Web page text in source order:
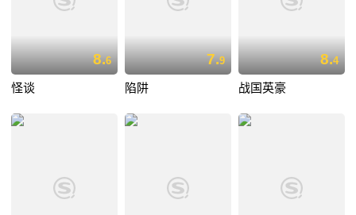
8.6
怪谈
7.9
陷阱
8.4
战国英豪